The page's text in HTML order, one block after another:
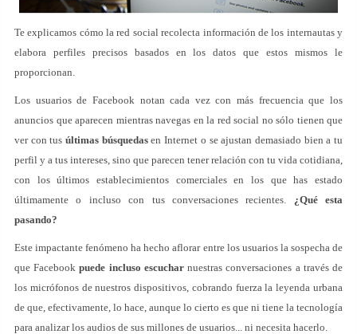
Te explicamos cómo la red social recolecta información de los internautas y
elabora perfiles precisos basados en los datos que estos mismos le
proporcionan.
Los usuarios de Facebook notan cada vez con más frecuencia que los
anuncios que aparecen mientras navegas en la red social no sólo tienen que
ver con tus últimas búsquedasen Internet o se ajustan demasiado bien a tu
perfil y a tus intereses, sino que parecen tener relación con tu vida cotidiana,
con los últimos establecimientos comerciales en los que has estado
últimamente o incluso con tus conversaciones recientes. ¿Qué esta
pasando?
Este impactante fenómeno ha hecho aflorar entre los usuarios la sospecha de
que Facebookpuede incluso escucharnuestras conversaciones a través de
los micrófonos de nuestros dispositivos, cobrando fuerza la leyenda urbana
de que, efectivamente, lo hace, aunque lo cierto es que ni tiene la tecnología
para analizar los audios de sus millones de usuarios... ni necesita hacerlo.